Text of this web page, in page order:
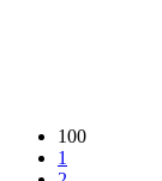
100
1